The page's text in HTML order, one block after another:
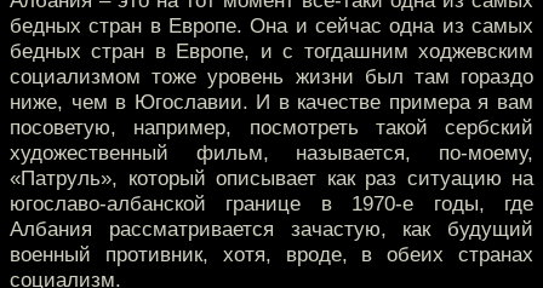
бедных стран в Европе. Она и сейчас одна из самых
бедных стран в Европе, и с тогдашним ходжевским
социализмом тоже уровень жизни был там гораздо
ниже, чем в Югославии. И в качестве примера я вам
посоветую, например, посмотреть такой сербский
художественный фильм, называется, по-моему,
«Патруль», который описывает как раз ситуацию на
югославо-албанской границе в 1970-е годы, где
Албания рассматривается зачастую, как будущий
военный противник, хотя, вроде, в обеих странах
социализм.